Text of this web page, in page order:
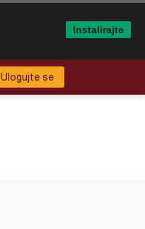
Ulogujte se
Instalirajte